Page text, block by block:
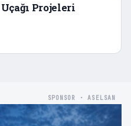
Projeleri
SPONSOR · ASELSAN